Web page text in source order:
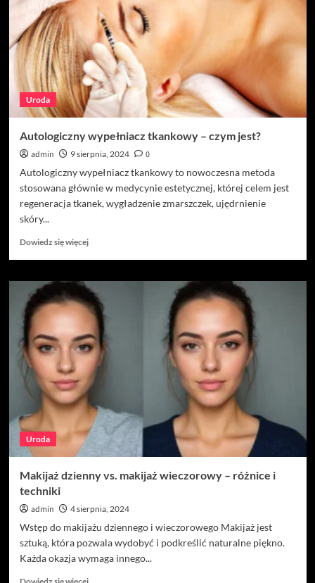
pięknego
zdrowego
uśmiechu
Uroda
Autologiczny wypełniacz tkankowy – czym jest?
admin 9 sierpnia, 2024
0
Autologiczny wypełniacz tkankowy to nowoczesna metoda
stosowana głównie w medycynie estetycznej, której celem jest
regeneracja tkanek, wygładzenie zmarszczek, ujędrnienie
skóry...
Dowiedz się więcejDowiedz
o
Autologiczny
wypełniacz
tkankowy
–
czym
jest?
Uroda
Makijaż dzienny vs. makijaż wieczorowy – różnice i
techniki
admin 4 sierpnia, 2024
Wstęp do makijażu dziennego i wieczorowego Makijaż jest
sztuką, która pozwala wydobyć i podkreślić naturalne piękno.
Każda okazja wymaga innego...
Dowiedz